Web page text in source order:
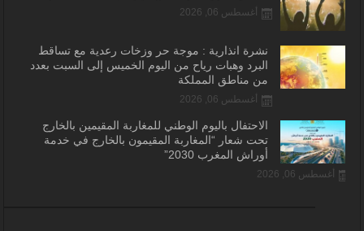
أغسطس 06, 2026
نشرة انذارية : موجة حر وزخات رعدية مع تساقط
البرد وهبات رياح من اليوم الخميس إلى السبت بعدد
من مناطق المملكة
أغسطس 06, 2026
الاحتفال باليوم الوطني للمغاربة المقيمين بالخارج
تحت شعار “المغاربة المقيمون بالخارج في خدمة
أوراش المغرب 2030”
أغسطس 06, 2026